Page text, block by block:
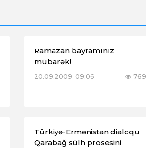
Ramazan bayramınız
mübarək!
20.09.2009, 09:06 769
Türkiyə-Ermənistan dialoqu
Qarabağ sülh prosesini